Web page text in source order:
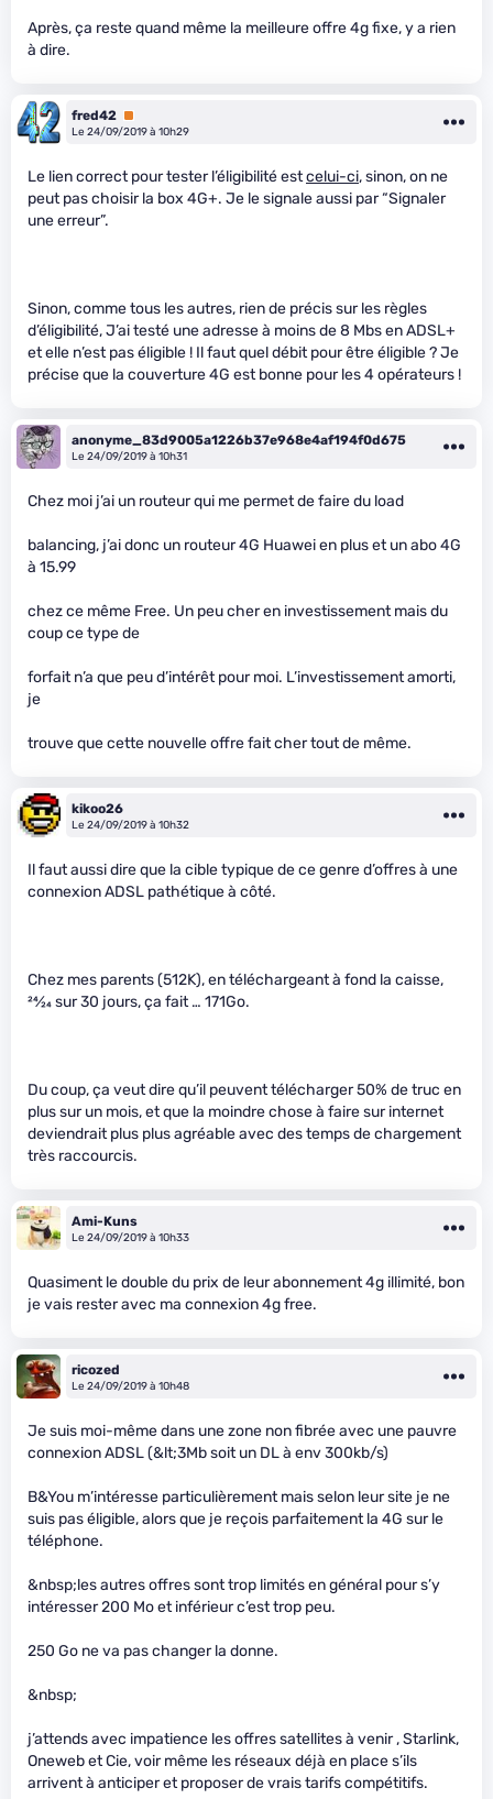
Après, ça reste quand même la meilleure offre 4g fixe, y a rien
à dire.
fred42 Premium
Le 24/09/2019 à 10h29
Le lien correct pour tester l’éligibilité estcelui-ci, sinon, on ne
peut pas choisir la box 4G+. Je le signale aussi par “Signaler
une erreur”.
Sinon, comme tous les autres, rien de précis sur les règles
d’éligibilité, J’ai testé une adresse à moins de 8 Mbs en ADSL+
et elle n’est pas éligible ! Il faut quel débit pour être éligible ? Je
précise que la couverture 4G est bonne pour les 4 opérateurs !
anonyme_83d9005a1226b37e968e4af194f0d675
Le 24/09/2019 à 10h31
Chez moi j’ai un routeur qui me permet de faire du load
balancing, j’ai donc un routeur 4G Huawei en plus et un abo 4G
à 15.99
chez ce même Free. Un peu cher en investissement mais du
coup ce type de
forfait n’a que peu d’intérêt pour moi. L’investissement amorti,
je
trouve que cette nouvelle offre fait cher tout de même.
kikoo26
Le 24/09/2019 à 10h32
Il faut aussi dire que la cible typique de ce genre d’offres à une
connexion ADSL pathétique à côté.
Chez mes parents (512K), en téléchargeant à fond la caisse,
24⁄24sur 30 jours, ça fait … 171Go.
Du coup, ça veut dire qu’il peuvent télécharger 50% de truc en
plus sur un mois, et que la moindre chose à faire sur internet
deviendrait plus plus agréable avec des temps de chargement
très raccourcis.
Ami-Kuns
Le 24/09/2019 à 10h33
Quasiment le double du prix de leur abonnement 4g illimité, bon
je vais rester avec ma connexion 4g free.
ricozed
Le 24/09/2019 à 10h48
Je suis moi-même dans une zone non fibrée avec une pauvre
connexion ADSL (&lt;3Mb soit un DL à env 300kb/s)
B&You m’intéresse particulièrement mais selon leur site je ne
suis pas éligible, alors que je reçois parfaitement la 4G sur le
téléphone.
&nbsp;les autres offres sont trop limités en général pour s’y
intéresser 200 Mo et inférieur c’est trop peu.
250 Go ne va pas changer la donne.
&nbsp;
j’attends avec impatience les offres satellites à venir , Starlink,
Oneweb et Cie, voir même les réseaux déjà en place s’ils
arrivent à anticiper et proposer de vrais tarifs compétitifs.